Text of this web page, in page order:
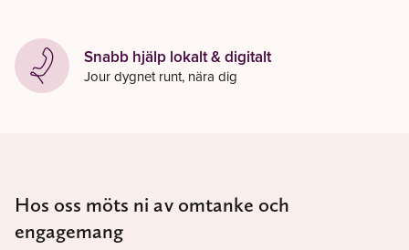
Snabb hjälp lokalt & digitalt
Jour dygnet runt, nära dig
Hos oss möts ni av omtanke och
engagemang